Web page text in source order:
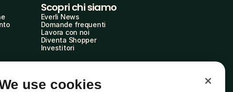
Scopri chi siamo
Everli News
Domande frequenti
Lavora con noi
Diventa Shopper
Investitori
use cookies